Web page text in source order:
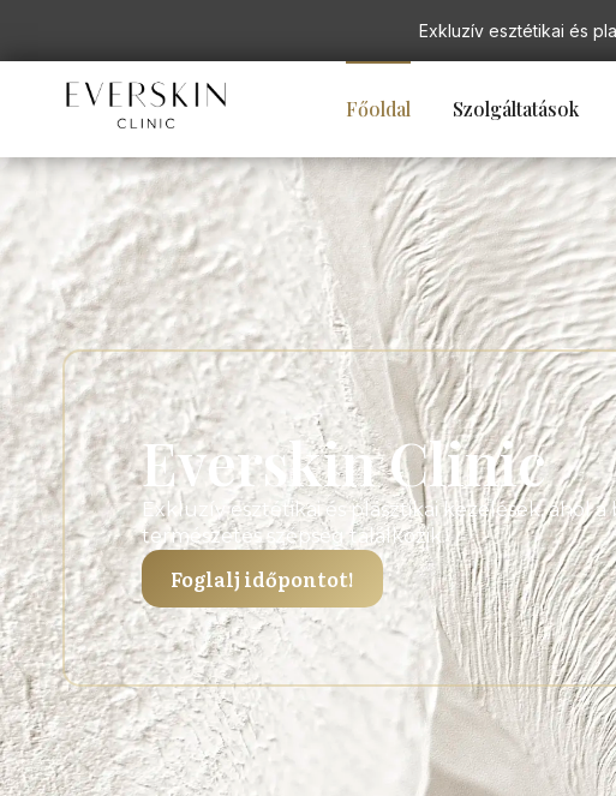
Exkluzív esztétikai és
Főoldal Szolgáltatások
Everskin Clinic
Exkluzív esztétikai és plasztikai kezelések, ahol a
természetes szépség találkozik.
Foglalj időpontot!